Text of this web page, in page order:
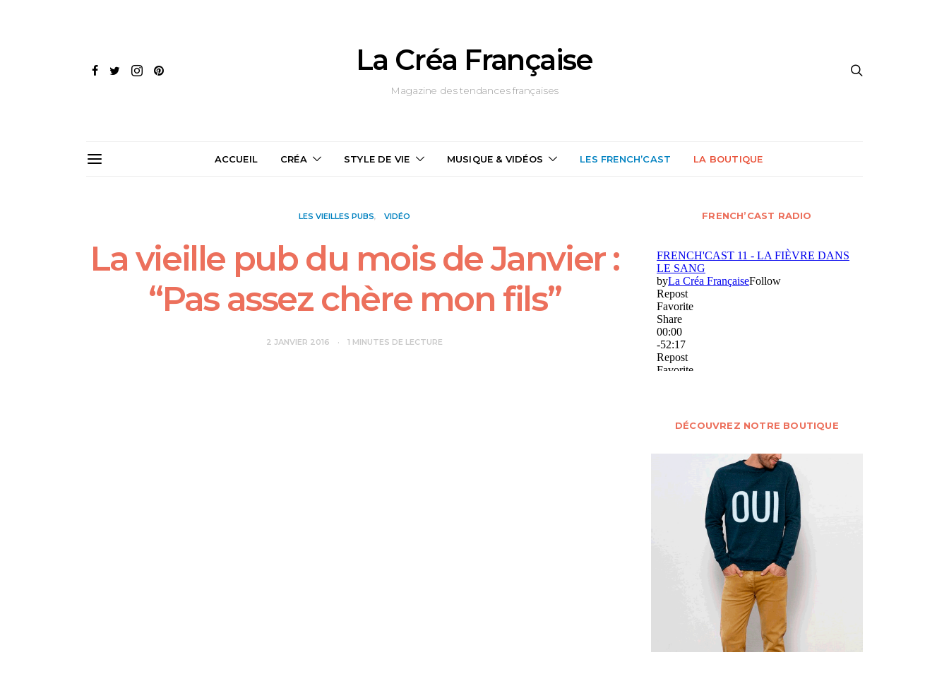
La Créa Française
Magazine des tendances françaises
ACCUEIL CRÉA STYLE DE VIE MUSIQUE & VIDÉOS LES FRENCH’CAST LA BOUTIQUE
LES VIEILLES PUBS VIDÉO
La vieille pub du mois de Janvier :
“Pas assez chère mon fils”
2 JANVIER 2016 1 MINUTES DE LECTURE
FRENCH’CAST RADIO
DÉCOUVREZ NOTRE BOUTIQUE